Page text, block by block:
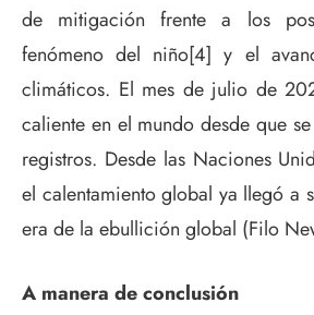
de mitigación frente a los
fenómeno del niño[4] y el
climáticos. El mes de julio de
caliente en el mundo desde que
registros. Desde las Naciones
el calentamiento global ya llegó a
era de la ebullición global (Filo
A manera de conclusión